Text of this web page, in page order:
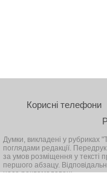
Корисні телефони
Думки, викладені у рубриках
поглядами редакції.
за умов розміщення у тексті
першого абзацу.
несе рекламодавець